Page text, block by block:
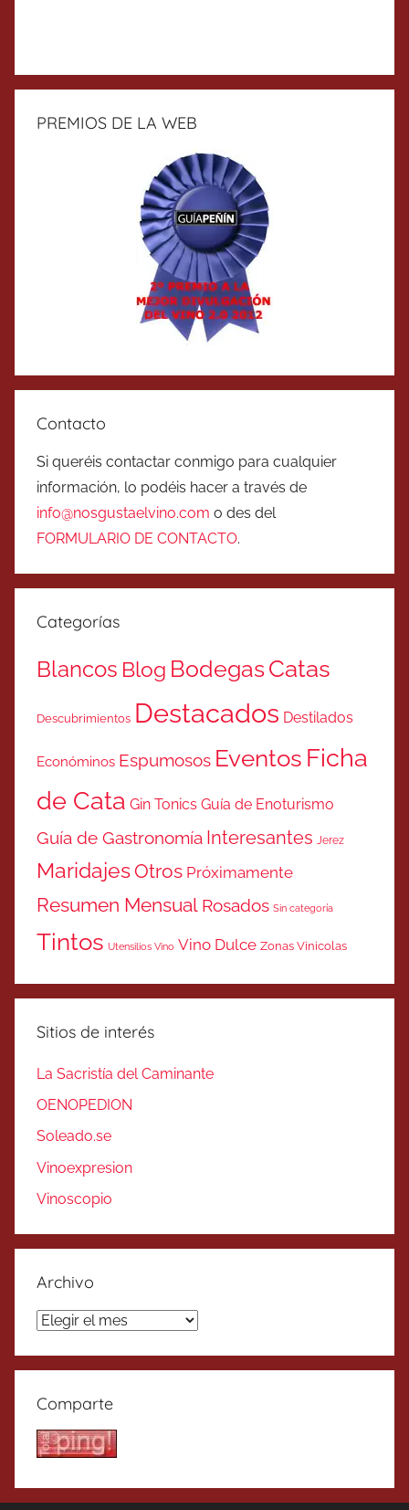
PREMIOS DE LA WEB
Contacto
Si queréis contactar conmigo para cualquier
información, lo podéis hacer a través de
info@nosgustaelvino.com o des del
FORMULARIO DE CONTACTO.
Categorías
Blancos Blog BodegasCatas
Descubrimientos Destacados Destilados
Económinos Espumosos Eventos Ficha
de Cata Gin Tonics Guía de Enoturismo
Guía de Gastronomía Interesantes Jerez
MaridajesOtros Próximamente
Resumen Mensual Rosados Sin categoría
Tintos Utensilios Vino Vino Dulce Zonas Vinicolas
Sitios de interés
La Sacristía del Caminante
OENOPEDION
Soleado.se
Vinoexpresion
Vinoscopio
Archivo
Archivo
Comparte